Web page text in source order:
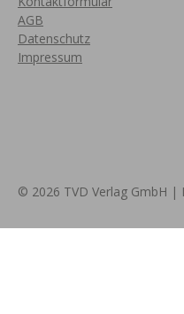
AGB
Datenschutz
Impressum
© 2026 TVD Verlag GmbH |